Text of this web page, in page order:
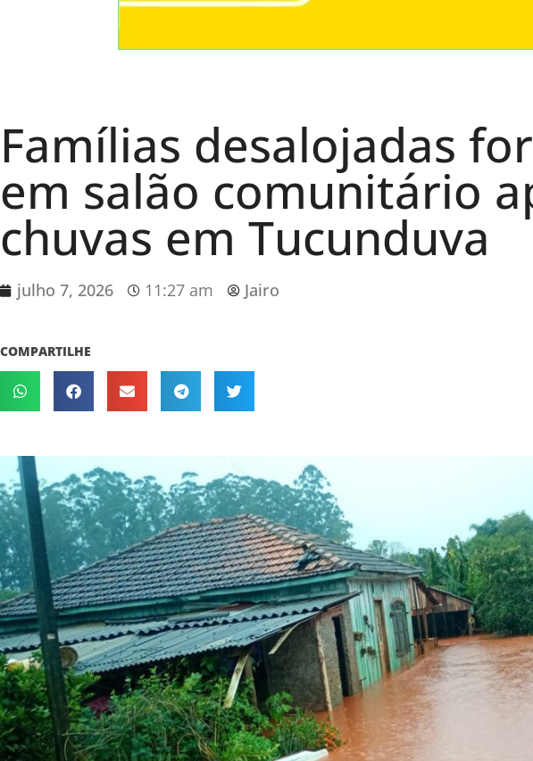
Famílias desalojadas
em salão comunitário
chuvas em Tucunduva
julho 7, 2026 11:27 am Jairo
COMPARTILHE